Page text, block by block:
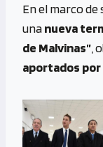
b
o
o
se
n
g
En el marco de
unanueva
de Malvinas” ,
aportados por